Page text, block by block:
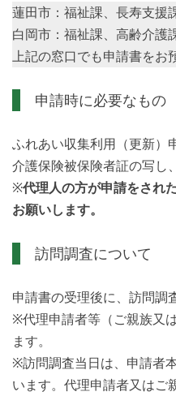
蓮田市：福祉課、長寿支援
白岡市：福祉課、高齢介護
上記の窓口でも申請書をお
申請時に必要なもの
ふれあい収集利用（更新）
介護保険被保険者証の写し
※代理人の方が申請をされ
お願いします。
訪問調査について
申請書の受理後に、訪問調
※代理申請者等（ご親族又
ます。
※訪問調査当日は、申請者
います。代理申請者又はご